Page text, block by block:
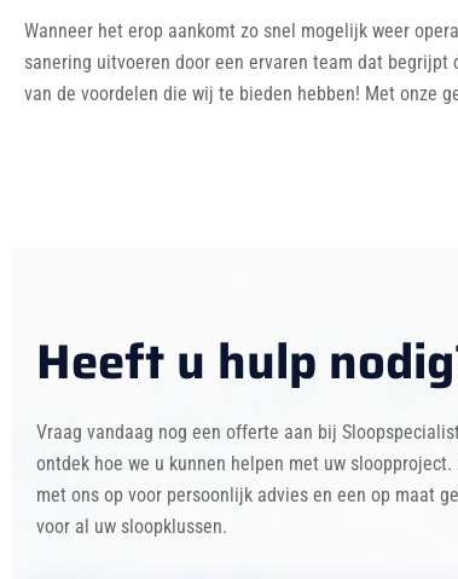
Wanneer het erop aankomt zo snel mogelijk weer
sanering uitvoeren door een ervaren team dat
van de voordelen die wij te bieden hebben! Met onze
Heeft u hulp
Vraag vandaag nog een offerte aan bij
ontdek hoe we u kunnen helpen met uw sloopproject.
met ons op voor persoonlijk advies en een op maat
voor al uw sloopklussen.